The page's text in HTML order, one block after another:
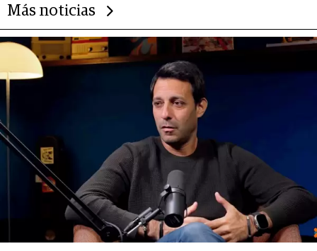
Más noticias